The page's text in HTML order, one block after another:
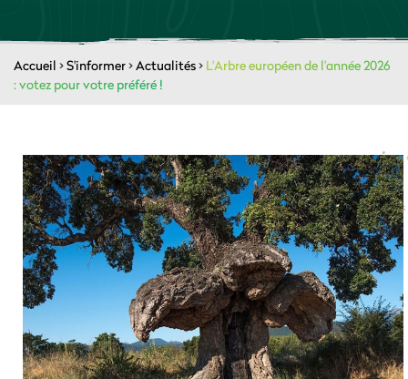
Accueil >S'informer>Actualités> L'Arbre européen de l'année 2026
: votez pour votre préféré !